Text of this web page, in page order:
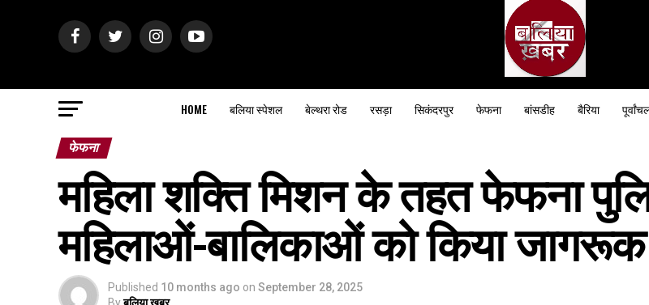
HOME बलिया स्पेशल बेल्थरा रोड रसड़ा सिकंदरपुर फेफना बांसडीह बैरिया
फेफना
महिला शक्ति मिशन के तहत फेफना
महिलाओं-बालिकाओं को किया जागरूक
Published 10 months ago on September 28, 2025